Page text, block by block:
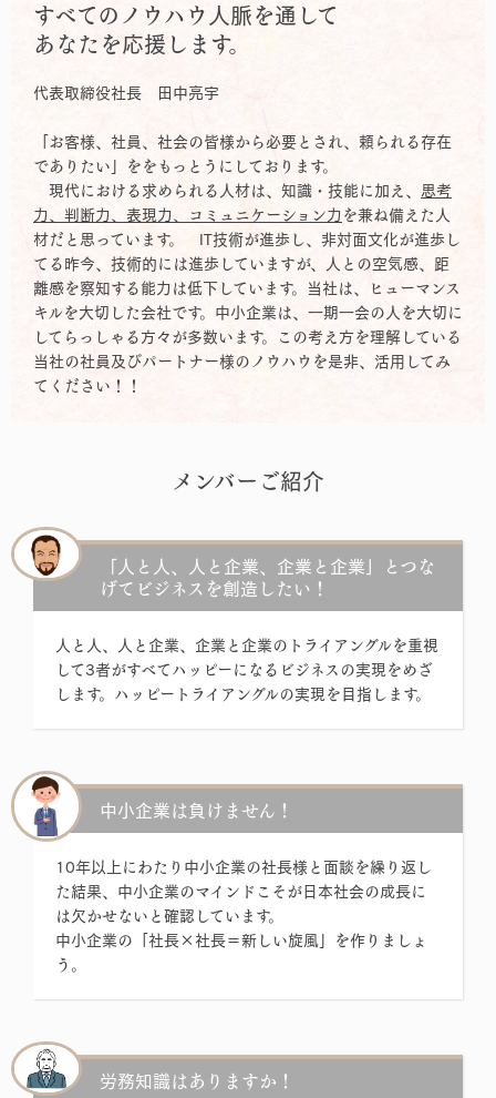
すべてのノウハウ人脈を通して
あなたを応援します。
代表取締役社長 田中亮宇
「お客様、社員、社会の皆様から必要とされ、頼られる存在
でありたい」ををもっとうにしております。
現代における求められる人材は、知識・技能に加え、 思考
力、判断力、表現力、コミュニケーション力 を兼ね備えた人
材だと思っています。 IT技術が進歩し、非対面文化が進歩し
てる昨今、技術的には進歩していますが、人との空気感、距
離感を察知する能力は低下しています。当社は、ヒューマンス
キルを大切した会社です。中小企業は、一期一会の人を大切に
してらっしゃる方々が多数います。この考え方を理解している
当社の社員及びパートナー様のノウハウを是非、活用してみ
てください！！
メンバーご紹介
「人と人、人と企業、企業と企業」とつな
げてビジネスを創造したい！
人と人、人と企業、企業と企業のトライアングルを重視
して3者がすべてハッピーになるビジネスの実現をめざ
します。ハッピートライアングルの実現を目指します。
中小企業は負けません！
10年以上にわたり中小企業の社長様と面談を繰り返し
た結果、中小企業のマインドこそが日本社会の成長に
は欠かせないと確認しています。
中小企業の「社長×社長＝新しい旋風」を作りましょ
う。
労務知識はありますか！